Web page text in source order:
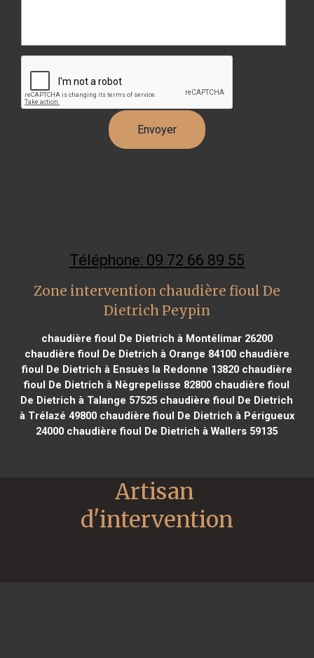
Téléphone: 09 72 66 89 55
Zone intervention chaudière fioul De
Dietrich Peypin
chaudière fioul De Dietrich à Montélimar 26200
chaudière fioul De Dietrich à Orange 84100chaudière
fioul De Dietrich à Ensuès la Redonne 13820chaudière
fioul De Dietrich à Nègrepelisse 82800 chaudière fioul
De Dietrich à Talange 57525 chaudière fioul De Dietrich
à Trélazé 49800chaudière fioul De Dietrich à Périgueux
24000 chaudière fioul De Dietrich à Wallers 59135
Artisan
d'intervention